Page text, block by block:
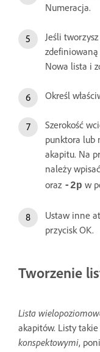
Numeracja.
Jeśli
Nowa lista i
Określ
Szerokość
punktora lub
akapitu. Na
należy
oraz -2p w
Ustaw inne
przycisk OK.
Tworzenie
Lista
akapitów. Listy
konspektowymi,